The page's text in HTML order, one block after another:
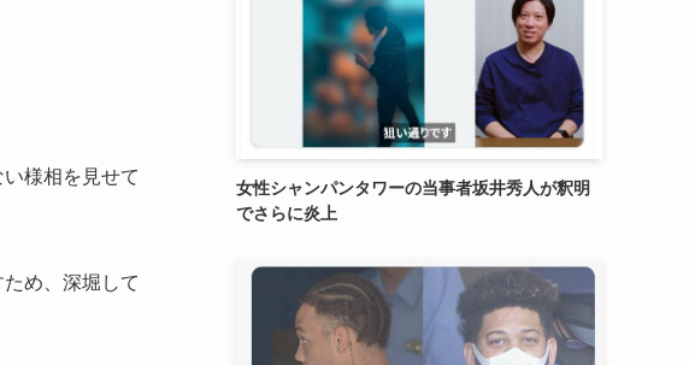
様相を見せて
め、深堀して
女性シャンパンタワーの当事者坂井秀人が釈明
でさらに炎上